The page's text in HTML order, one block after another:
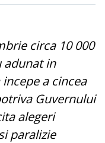
circa 10 000
adunat in
a cincea
Guvernului
alegeri
paralizie